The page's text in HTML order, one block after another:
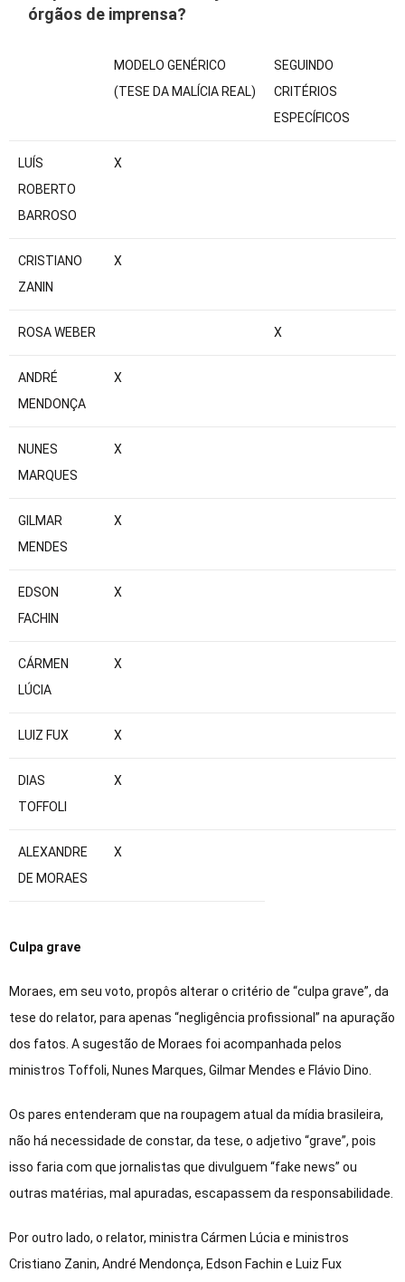
órgãos de imprensa?
Table with 3 columns and 11 rows.
MODELO GENÉRICO
(TESE DA MALÍCIA REAL)
SEGUINDO
CRITÉRIOS
ESPECÍFICOS
LUÍS
ROBERTO
BARROSO
X
CRISTIANO
ZANIN
X
ROSA WEBER X
ANDRÉ
MENDONÇA
X
NUNES
MARQUES
X
GILMAR
MENDES
X
EDSON
FACHIN
X
CÁRMEN
LÚCIA
X
LUIZ FUX X
DIAS
TOFFOLI
X
ALEXANDRE
DE MORAES
X
Culpa grave
Moraes, em seu voto, propôs alterar o critério de “culpa grave”, da
tese do relator, para apenas “negligência profissional” na apuração
dos fatos. A sugestão de Moraes foi acompanhada pelos
ministros Toffoli, Nunes Marques, Gilmar Mendes e Flávio Dino.
Os pares entenderam que na roupagem atual da mídia brasileira,
não há necessidade de constar, da tese, o adjetivo “grave”, pois
isso faria com que jornalistas que divulguem “fake news” ou
outras matérias, mal apuradas, escapassem da responsabilidade.
Por outro lado, o relator, ministra Cármen Lúcia e ministros
Cristiano Zanin, André Mendonça, Edson Fachin e Luiz Fux